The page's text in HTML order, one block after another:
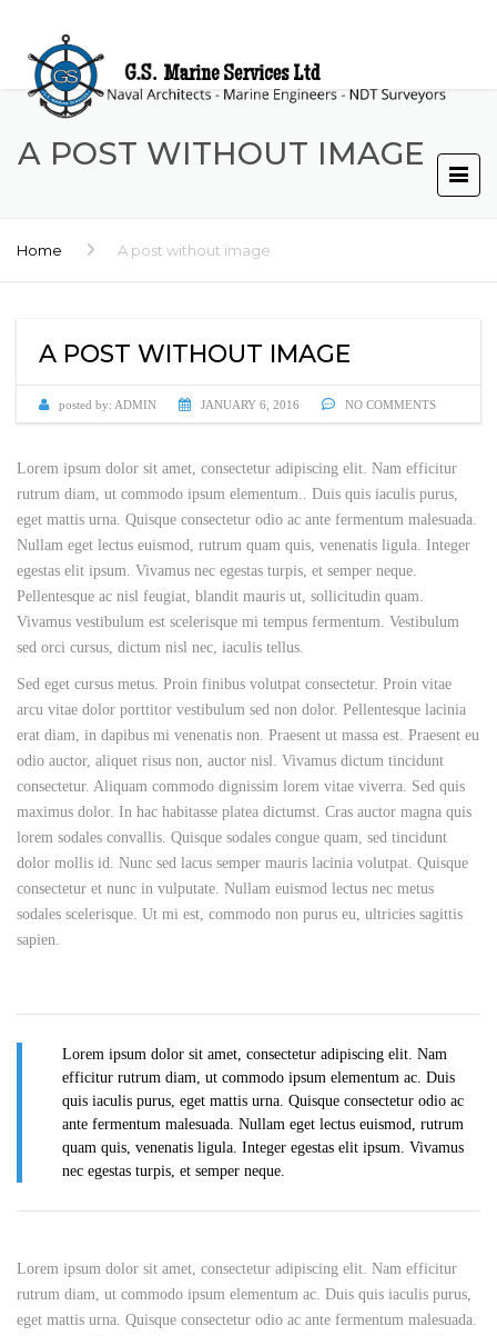
A POST WITHOUT IMAGE
Home A post without image
A POST WITHOUT IMAGE
posted by: ADMIN JANUARY 6, 2016 NO COMMENTS
Lorem ipsum dolor sit amet, consectetur adipiscing elit. Nam efficitur
rutrum diam, ut commodo ipsum elementum.. Duis quis iaculis purus,
eget mattis urna. Quisque consectetur odio ac ante fermentum malesuada.
Nullam eget lectus euismod, rutrum quam quis, venenatis ligula. Integer
egestas elit ipsum. Vivamus nec egestas turpis, et semper neque.
Pellentesque ac nisl feugiat, blandit mauris ut, sollicitudin quam.
Vivamus vestibulum est scelerisque mi tempus fermentum. Vestibulum
sed orci cursus, dictum nisl nec, iaculis tellus.
Sed eget cursus metus. Proin finibus volutpat consectetur. Proin vitae
arcu vitae dolor porttitor vestibulum sed non dolor. Pellentesque lacinia
erat diam, in dapibus mi venenatis non. Praesent ut massa est. Praesent eu
odio auctor, aliquet risus non, auctor nisl. Vivamus dictum tincidunt
consectetur. Aliquam commodo dignissim lorem vitae viverra. Sed quis
maximus dolor. In hac habitasse platea dictumst. Cras auctor magna quis
lorem sodales convallis. Quisque sodales congue quam, sed tincidunt
dolor mollis id. Nunc sed lacus semper mauris lacinia volutpat. Quisque
consectetur et nunc in vulputate. Nullam euismod lectus nec metus
sodales scelerisque. Ut mi est, commodo non purus eu, ultricies sagittis
sapien.
Lorem ipsum dolor sit amet, consectetur adipiscing elit. Nam
efficitur rutrum diam, ut commodo ipsum elementum ac. Duis
quis iaculis purus, eget mattis urna. Quisque consectetur odio ac
ante fermentum malesuada. Nullam eget lectus euismod, rutrum
quam quis, venenatis ligula. Integer egestas elit ipsum. Vivamus
nec egestas turpis, et semper neque.
Lorem ipsum dolor sit amet, consectetur adipiscing elit. Nam efficitur
rutrum diam, ut commodo ipsum elementum ac. Duis quis iaculis purus,
eget mattis urna. Quisque consectetur odio ac ante fermentum malesuada.